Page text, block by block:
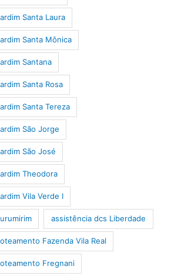
Santa Laura
Santa Mônica
Santana
Santa Rosa
Santa Tereza
São Jorge
São José
Theodora
Vila Verde I
assistência dcs Liberdade
Fazenda Vila Real
Fregnani